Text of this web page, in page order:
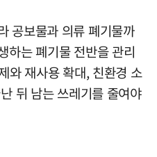
공보물과 의류 폐기물까
하는 폐기물 전반을 관리
와 재사용 확대, 친환경 소
뒤 남는 쓰레기를 줄여야